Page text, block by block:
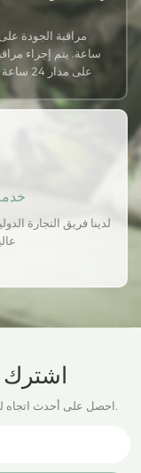
ساعة. يتم إجراء
على مدار
باستخدام نظام
لدينا فريق التجارة
اشترك
احصل على أحدث اتجاه للألياف المعاد تدويرها في صندوق الوارد الخاص بك.